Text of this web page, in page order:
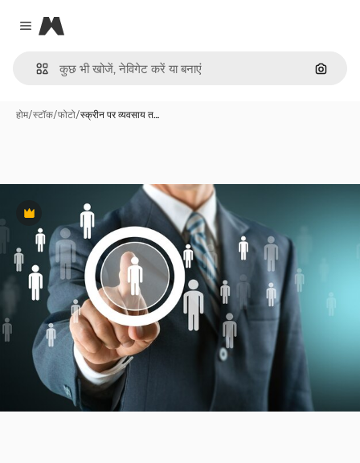
Close menu
Magnific
इमेज से
होम/स्टॉक/फोटो/स्क्रीन पर व्यवसाय त…
Premium